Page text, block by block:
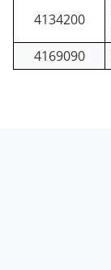
4134200
4169090